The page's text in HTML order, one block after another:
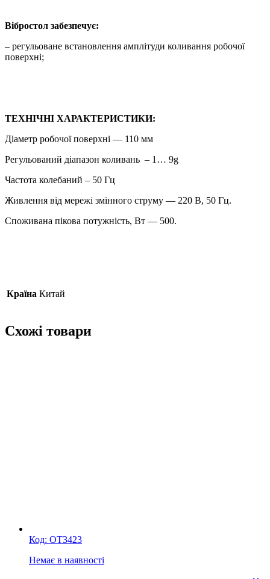
Вібростол забезпечує:
– регульоване встановлення амплітуди коливання робочої
поверхні;
ТЕХНІЧНІ ХАРАКТЕРИСТИКИ:
Діаметр робочої поверхні — 110 мм
Регульований діапазон коливань – 1… 9g
Частота колебаний – 50 Гц
Живлення від мережі змінного струму — 220 В, 50 Гц.
Споживана пікова потужність, Вт — 500.
Країна Китай
Схожі товари
Код: ОТ3423
Немає в наявності